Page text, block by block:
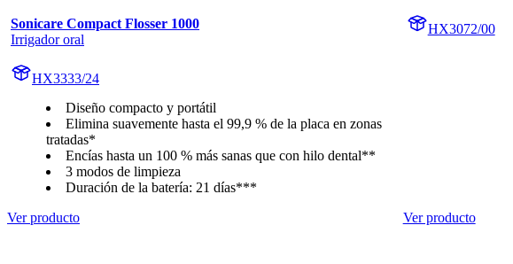
Sonicare Compact Flosser 1000
Irrigador oral
HX3333/24
Diseño compacto y portátil
Elimina suavemente hasta el 99,9 % de la placa en zonas
tratadas*
Encías hasta un 100 % más sanas que con hilo dental**
3 modos de limpieza
Duración de la batería: 21 días***
Ver producto
HX3072/00
Ver producto